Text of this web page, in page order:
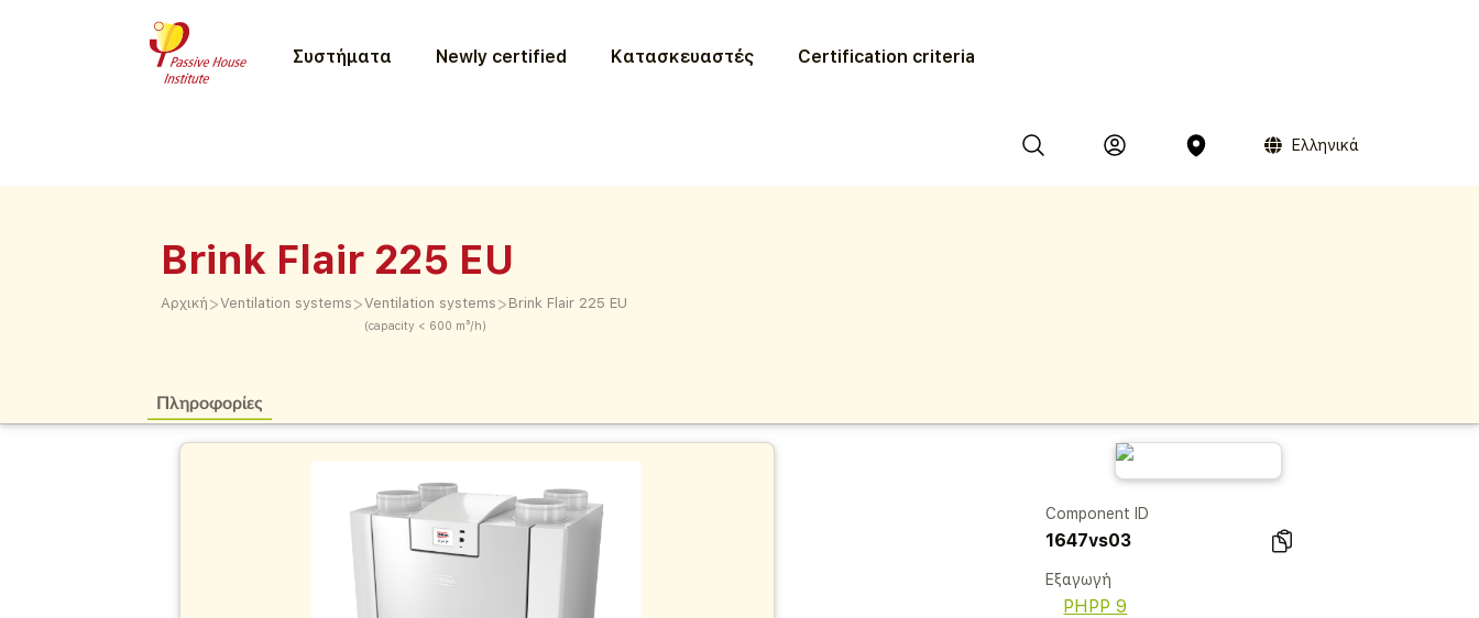
Συστήματα Newly certified Κατασκευαστές Certification criteria
Ελληνικά
Brink Flair 225 EU
Αρχική >Ventilation systems >Ventilation systems
(capacity < 600 m³/h)
> Brink Flair 225 EU
Πληροφορίες
Component ID
1647vs03
Εξαγωγή
PHPP 9